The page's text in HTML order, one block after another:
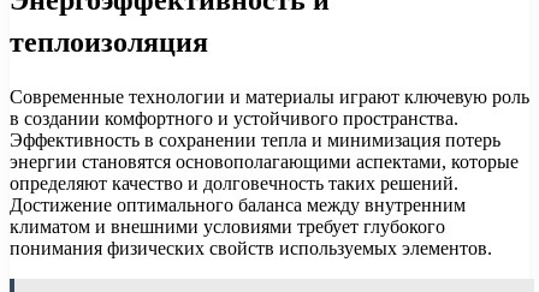
теплоизоляция
Современные технологии и материалы играют ключевую роль
в создании комфортного и устойчивого пространства.
Эффективность в сохранении тепла и минимизация потерь
энергии становятся основополагающими аспектами, которые
определяют качество и долговечность таких решений.
Достижение оптимального баланса между внутренним
климатом и внешними условиями требует глубокого
понимания физических свойств используемых элементов.